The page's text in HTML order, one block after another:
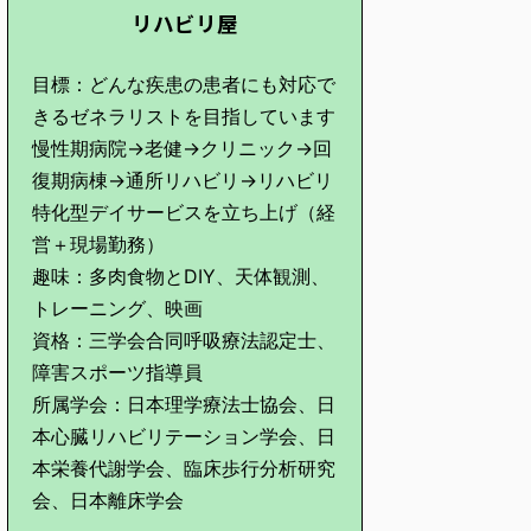
リハビリ屋
目標：どんな疾患の患者にも対応で
きるゼネラリストを目指しています
慢性期病院→老健→クリニック→回
復期病棟→通所リハビリ→リハビリ
特化型デイサービスを立ち上げ（経
営＋現場勤務）
趣味：多肉食物とDIY、天体観測、
トレーニング、映画
資格：三学会合同呼吸療法認定士、
障害スポーツ指導員
所属学会：日本理学療法士協会、日
本心臓リハビリテーション学会、日
本栄養代謝学会、臨床歩行分析研究
会、日本離床学会